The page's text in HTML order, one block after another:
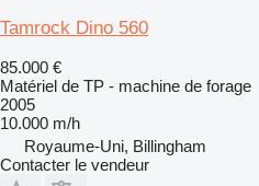
Tamrock Dino 560
85.000 €
Matériel de TP - machine de forage
2005
10.000 m/h
Royaume-Uni, Billingham
Contacter le vendeur